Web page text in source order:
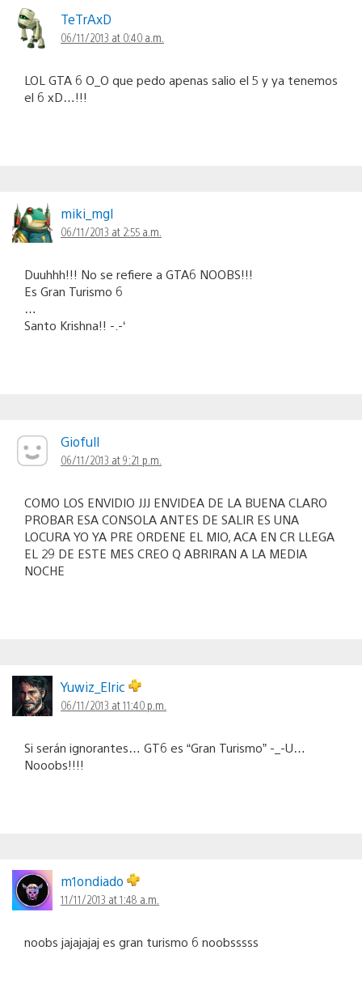
TeTrAxD
06/11/2013 at 0:40 a.m.
LOL GTA 6 O_O que pedo apenas salio el 5 y ya tenemos
el 6 xD…!!!
miki_mgl
06/11/2013 at 2:55 a.m.
Duuhhh!!! No se refiere a GTA6 NOOBS!!!
Es Gran Turismo 6
…
Santo Krishna!! -.-‘
Giofull
06/11/2013 at 9:21 p.m.
COMO LOS ENVIDIO JJJ ENVIDEA DE LA BUENA CLARO
PROBAR ESA CONSOLA ANTES DE SALIR ES UNA
LOCURA YO YA PRE ORDENE EL MIO, ACA EN CR LLEGA
EL 29 DE ESTE MES CREO Q ABRIRAN A LA MEDIA
NOCHE
Yuwiz_Elric
06/11/2013 at 11:40 p.m.
Si serán ignorantes… GT6 es “Gran Turismo” -_-U…
Nooobs!!!!
m1ondiado
11/11/2013 at 1:48 a.m.
noobs jajajajaj es gran turismo 6 noobsssss